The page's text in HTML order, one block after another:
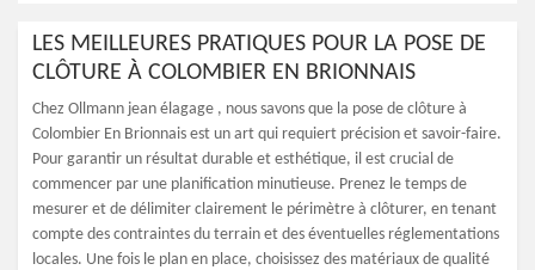
LES MEILLEURES PRATIQUES POUR LA POSE DE
CLÔTURE À COLOMBIER EN BRIONNAIS
Chez Ollmann jean élagage , nous savons que la pose de clôture à
Colombier En Brionnais est un art qui requiert précision et savoir-faire.
Pour garantir un résultat durable et esthétique, il est crucial de
commencer par une planification minutieuse. Prenez le temps de
mesurer et de délimiter clairement le périmètre à clôturer, en tenant
compte des contraintes du terrain et des éventuelles réglementations
locales. Une fois le plan en place, choisissez des matériaux de qualité